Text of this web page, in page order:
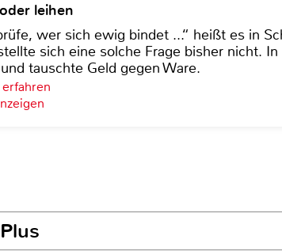
leihen
wer sich ewig bindet ...“ heißt es in
sich eine solche Frage bisher nicht.
tauschte Geld gegen Ware.